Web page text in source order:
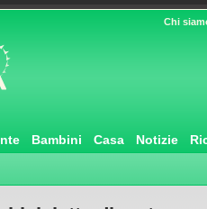
Chi
Bambini Casa Notizie